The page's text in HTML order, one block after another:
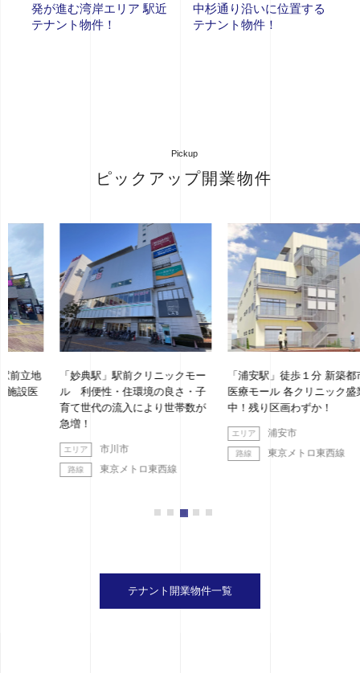
発が進む湾岸エリア 駅近
テナント物件！
中杉通り沿いに位置する
テナント物件！
Pickup
ピックアップ開業物件
「妙典駅」駅前クリニックモー
ル 利便性・住環境の良さ・子
育て世代の流入により世帯数が
市川市
東京メトロ東西線
「浦安駅」徒歩１分 新築都市型
医療モール 各クリニック盛業
中！残り区画わずか！
浦安市
東京メトロ東西線
テナント開業物件一覧